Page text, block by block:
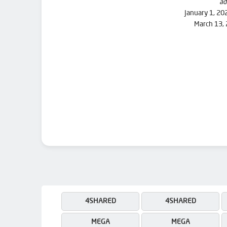
January 1,
March 13,
MEGA
MEGA
4SHARED
4SHARED